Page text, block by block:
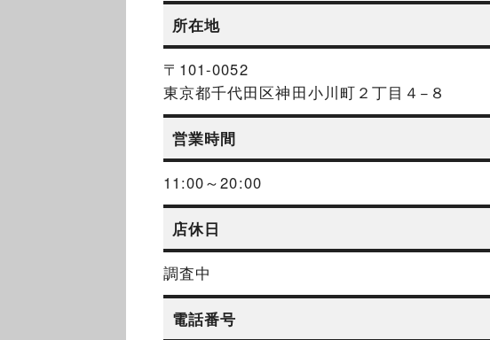
所在地
〒101-0052
東京都千代田区神田小川町２丁目４−８
営業時間
11:00～20:00
店休日
調査中
電話番号